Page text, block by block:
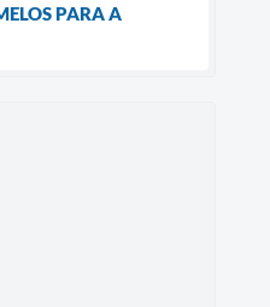
PARA A